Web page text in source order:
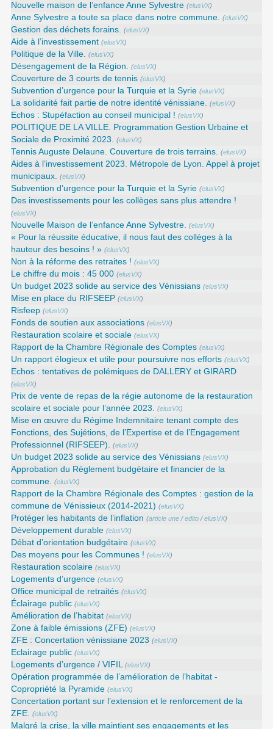
Nouvelle maison de l’enfance Anne Sylvestre (elusVX)
Anne Sylvestre a toute sa place dans notre commune. (elusVX)
Gestion des déchets forains. (elusVX)
Aide à l’investissement (elusVX)
Politique de la Ville. (elusVX)
Désengagement de la Région. (elusVX)
Couverture de 3 courts de tennis (elusVX)
Subvention d’urgence pour la Turquie et la Syrie (elusVX)
La solidarité fait partie de notre identité vénissiane. (elusVX)
Echos : Stupéfaction au conseil municipal ! (elusVX)
POLITIQUE DE LA VILLE. Programmation Gestion Urbaine et
Sociale de Proximité 2023. (elusVX)
Tennis Auguste Delaune. Couverture de trois terrains. (elusVX)
Aides à l’investissement 2023. Métropole de Lyon. Appel à projet
municipaux. (elusVX)
Subvention d’urgence pour la Turquie et la Syrie (elusVX)
Des investissements pour les collèges sans plus attendre !
(elusVX)
Nouvelle Maison de l’enfance Anne Sylvestre. (elusVX)
« Pour la réussite éducative, il nous faut des collèges à la
hauteur des besoins ! » (elusVX)
Non à la réforme des retraites ! (elusVX)
Le chiffre du mois : 45 000 (elusVX)
Un budget 2023 solide au service des Vénissians (elusVX)
Mise en place du RIFSEEP (elusVX)
Risfeep (elusVX)
Fonds de soutien aux associations (elusVX)
Restauration scolaire et sociale (elusVX)
Rapport de la Chambre Régionale des Comptes (elusVX)
Un rapport élogieux et utile pour poursuivre nos efforts (elusVX)
Echos : tentatives de polémiques de DALLERY et GIRARD
(elusVX)
Prix de vente de repas de la régie autonome de la restauration
scolaire et sociale pour l’année 2023. (elusVX)
Mise en œuvre du Régime Indemnitaire tenant compte des
Fonctions, des Sujétions, de l’Expertise et de l’Engagement
Professionnel (RIFSEEP). (elusVX)
Un budget 2023 solide au service des Vénissians (elusVX)
Approbation du Règlement budgétaire et financier de la
commune. (elusVX)
Rapport de la Chambre Régionale des Comptes : gestion de la
commune de Vénissieux (2014-2021) (elusVX)
Protéger les habitants de l’inflation (article une /edito /elusVX)
Développement durable (elusVX)
Débat d’orientation budgétaire (elusVX)
Des moyens pour les Communes ! (elusVX)
Restauration scolaire (elusVX)
Logements d’urgence (elusVX)
Office municipal de retraités (elusVX)
Éclairage public (elusVX)
Amélioration de l’habitat (elusVX)
Zone à faible émissions (ZFE) (elusVX)
ZFE : Concertation vénissiane 2023 (elusVX)
Eclairage public (elusVX)
Logements d’urgence / VIFIL (elusVX)
Opération programmée de l’amélioration de l’habitat -
Copropriété la Pyramide (elusVX)
Concertation portant sur l’extension et le renforcement de la
ZFE. (elusVX)
Malgré la crise, la ville maintient ses engagements et les